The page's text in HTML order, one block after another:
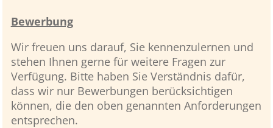
Bewerbung
Wir freuen uns darauf, Sie kennenzulernen und
stehen Ihnen gerne für weitere Fragen zur
Verfügung. Bitte haben Sie Verständnis dafür,
dass wir nur Bewerbungen berücksichtigen
können, die den oben genannten Anforderungen
entsprechen.